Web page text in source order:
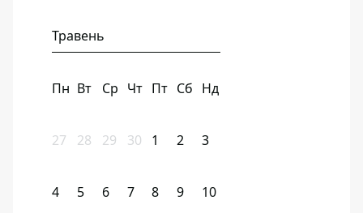
Травень
Пн Вт Ср Чт Пт Сб Нд
27 28 29 30 1 2 3
4 5 6 7 8 9 10